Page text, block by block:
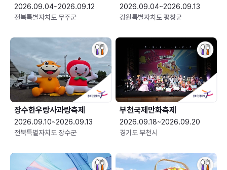
2026.09.04~2026.09.12
전북특별자치도 무주군
2026.09.04~2026.09.13
강원특별자치도 평창군
장수한우랑사과랑축제
2026.09.10~2026.09.13
전북특별자치도 장수군
부천국제만화축제
2026.09.18~2026.09.20
경기도 부천시